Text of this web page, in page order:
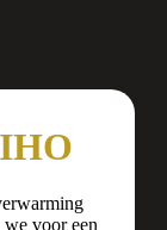
voor een